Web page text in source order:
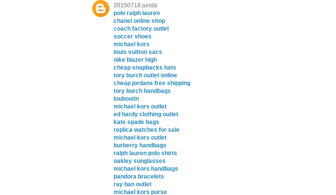
20150718 junda
polo ralph lauren
chanel online shop
coach factory outlet
soccer shoes
michael kors
louis vuitton sacs
nike blazer high
cheap snapbacks hats
tory burch outlet online
cheap jordans free shipping
tory burch handbags
louboutin
michael kors outlet
ed hardy clothing outlet
kate spade bags
replica watches for sale
michael kors outlet
burberry handbags
ralph lauren polo shirts
oakley sunglasses
michael kors handbags
pandora bracelets
ray ban outlet
michael kors purse